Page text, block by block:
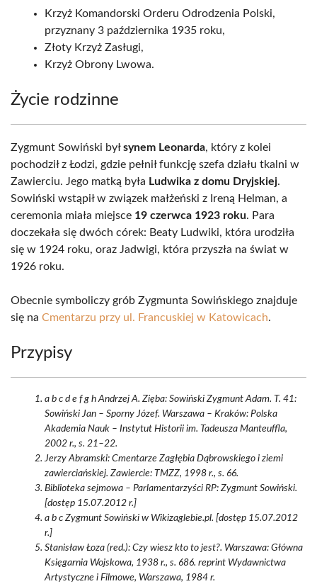
Krzyż Komandorski Orderu Odrodzenia Polski,
przyznany 3 października 1935 roku,
Złoty Krzyż Zasługi,
Krzyż Obrony Lwowa.
Życie rodzinne
Zygmunt Sowiński byłsynem Leonarda, który z kolei
pochodził z Łodzi, gdzie pełnił funkcję szefa działu tkalni w
Zawierciu. Jego matką była Ludwika z domu Dryjskiej.
Sowiński wstąpił w związek małżeński z Ireną Helman, a
ceremonia miała miejsce 19 czerwca 1923 roku. Para
doczekała się dwóch córek: Beaty Ludwiki, która urodziła
się w 1924 roku, oraz Jadwigi, która przyszła na świat w
1926 roku.
Obecnie symboliczy grób Zygmunta Sowińskiego znajduje
się na Cmentarzu przy ul. Francuskiej w Katowicach.
Przypisy
a b c d e f g h Andrzej A. Zięba: Sowiński Zygmunt Adam. T. 41:
Sowiński Jan – Sporny Józef. Warszawa – Kraków: Polska
Akademia Nauk – Instytut Historii im. Tadeusza Manteuffla,
2002 r., s. 21–22.
Jerzy Abramski: Cmentarze Zagłębia Dąbrowskiego i ziemi
zawierciańskiej. Zawiercie: TMZZ, 1998 r., s. 66.
Biblioteka sejmowa – Parlamentarzyści RP: Zygmunt Sowiński.
[dostęp 15.07.2012 r.]
a b c Zygmunt Sowiński w Wikizaglebie.pl. [dostęp 15.07.2012
r.]
Stanisław Łoza (red.): Czy wiesz kto to jest?. Warszawa: Główna
Księgarnia Wojskowa, 1938 r., s. 686. reprint Wydawnictwa
Artystyczne i Filmowe, Warszawa, 1984 r.